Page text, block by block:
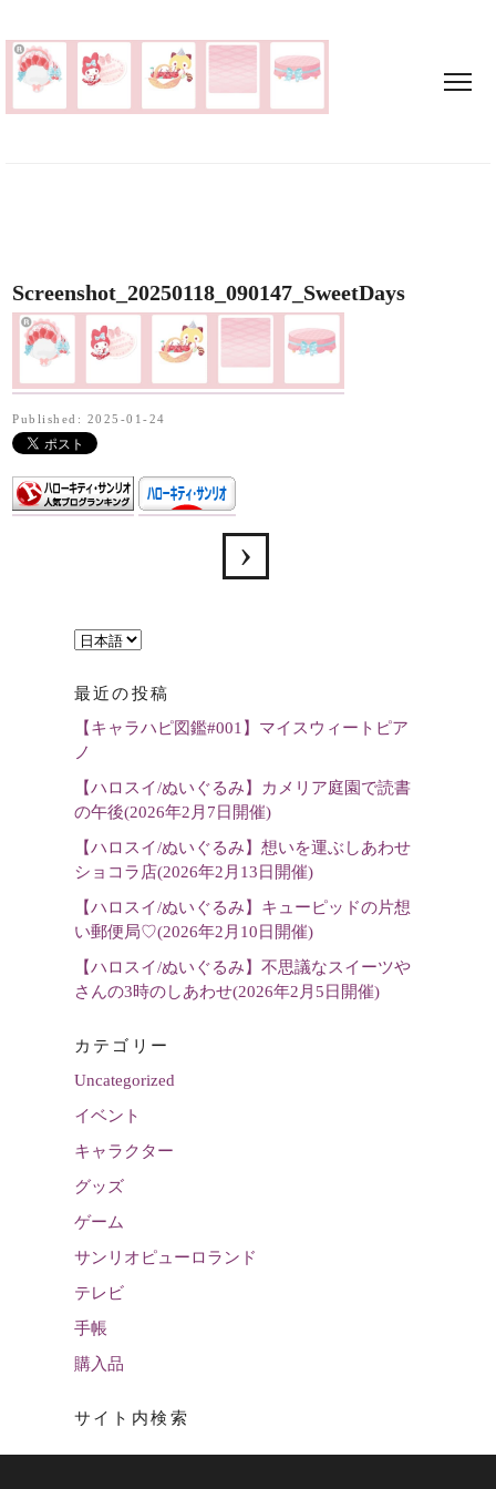
Screenshot_20250118_090147_SweetDays
Published: 2025-01-24
言
を
選
最近の投稿
【キャラハピ図鑑#001】マイスウィートピア
ノ
【ハロスイ/ぬいぐるみ】カメリア庭園で読書
の午後(2026年2月7日開催)
【ハロスイ/ぬいぐるみ】想いを運ぶしあわせ
ショコラ店(2026年2月13日開催)
【ハロスイ/ぬいぐるみ】キューピッドの片想
い郵便局♡(2026年2月10日開催)
【ハロスイ/ぬいぐるみ】不思議なスイーツや
さんの3時のしあわせ(2026年2月5日開催)
カテゴリー
Uncategorized
イベント
キャラクター
グッズ
ゲーム
サンリオピューロランド
テレビ
手帳
購入品
サイト内検索